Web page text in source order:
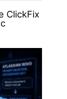
ClickFix